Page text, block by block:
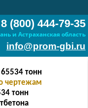
8 (800) 444-79-35
и Астраханская область
info@prom-gbi.ru
131070тонн
чертежам
тонн